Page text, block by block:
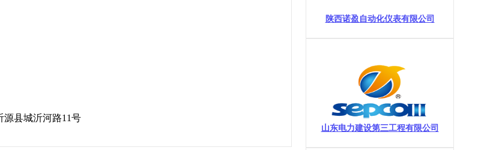
陕西诺盈自动化仪表有限公司
山东电力建设第三工程有限公司
源县城沂河路11号